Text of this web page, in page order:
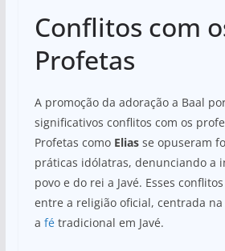
Conflitos com
Profetas
A promoção da adoração a Baal
significativos conflitos com os
Profetas como Eliasse opuseram
práticas idólatras, denunciando a
povo e do rei a Javé. Esses
entre a religião oficial, centrada na
a fétradicional em Javé.